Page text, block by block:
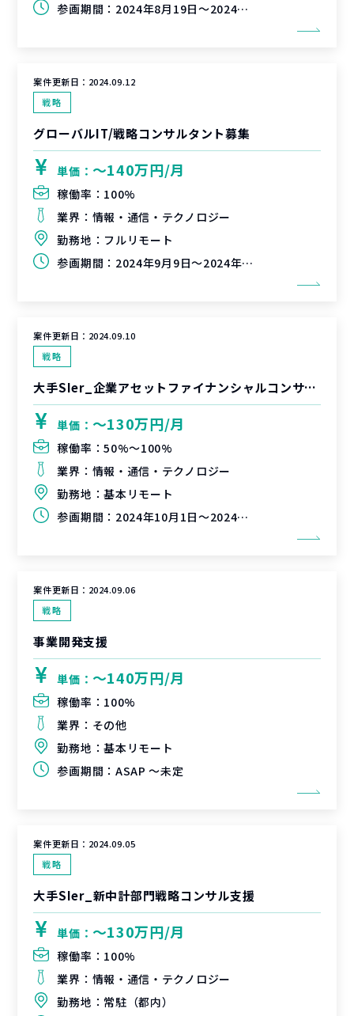
参画期間： 2024年8月19日～2024年9月30日（延長可能性有）
案件更新日： 2024.09.12
戦略
グローバルIT/戦略コンサルタント募集
単価： 〜140万円/月
稼働率： 100%
業界： 情報・通信・テクノロジー
勤務地： フルリモート
参画期間： 2024年9月9日～2024年12月31日（延長可能性有）
案件更新日： 2024.09.10
戦略
大手SIer_企業アセットファイナンシャルコンサル支援
単価： 〜130万円/月
稼働率：50%〜100%
業界： 情報・通信・テクノロジー
勤務地：基本リモート
参画期間： 2024年10月1日～2024年12月31日（延長可能性有）
案件更新日： 2024.09.06
戦略
事業開発支援
単価： 〜140万円/月
稼働率： 100%
業界： その他
勤務地：基本リモート
参画期間： ASAP ～未定
案件更新日： 2024.09.05
戦略
大手SIer_新中計部門戦略コンサル支援
単価： 〜130万円/月
稼働率： 100%
業界： 情報・通信・テクノロジー
勤務地： 常駐（都内）